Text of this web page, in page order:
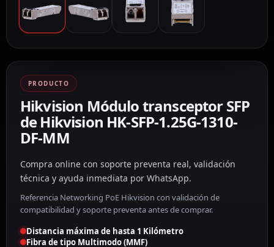
PRODUCTO
Hikvision Módulo transceptor SFP
de Hikvision HK-SFP-1.25G-1310-
DF-MM
Compra online con soporte preventa real, validación
técnica y ayuda inmediata por WhatsApp.
Referencia Networking PoE Hikvision con validación de
compatibilidad y soporte preventa antes de comprar.
Distancia máxima de hasta 1 Kilómetro
Fibra de tipo Multimodo (MMF)